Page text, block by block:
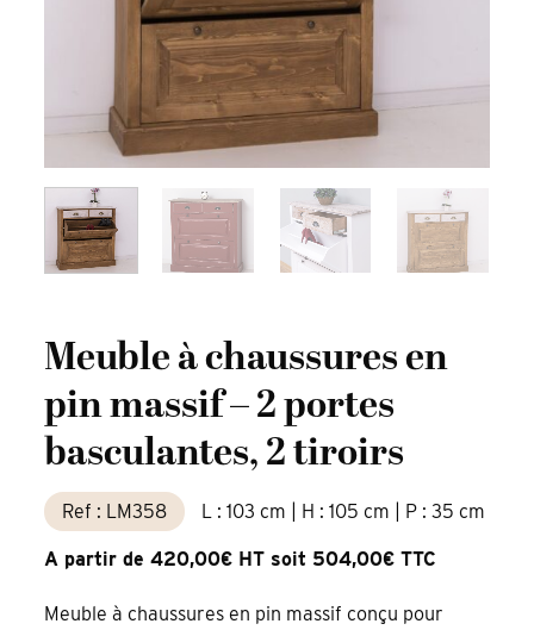
Meuble à chaussures en
pin massif – 2 portes
basculantes, 2 tiroirs
Ref : LM358 L : 103 cm | H : 105 cm | P : 35 cm
A partir de 420,00€ HT soit 504,00€ TTC
Meuble à chaussures en pin massif conçu pour